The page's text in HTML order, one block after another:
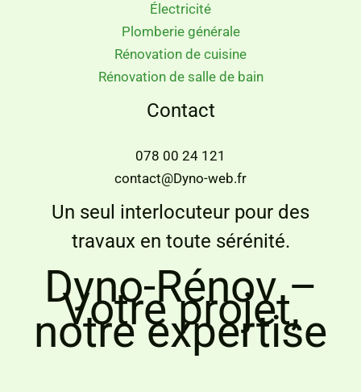
Électricité
Plomberie générale
Rénovation de cuisine
Rénovation de salle de bain
Contact
078 00 24 121
contact@Dyno-web.fr
Un seul interlocuteur pour des
travaux en toute sérénité.
Dyno-Rénov –
Votre projet,
notre expertise